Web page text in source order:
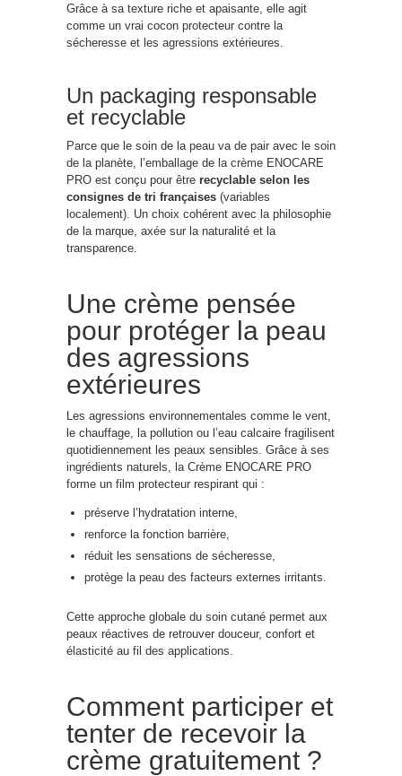
Grâce à sa texture riche et apaisante, elle agit
comme un vrai cocon protecteur contre la
sécheresse et les agressions extérieures.
Un packaging responsable
et recyclable
Parce que le soin de la peau va de pair avec le soin
de la planète, l’emballage de la crème ENOCARE
PRO est conçu pour être recyclable selon les
consignes de tri françaises (variables
localement). Un choix cohérent avec la philosophie
de la marque, axée sur la naturalité et la
transparence.
Une crème pensée
pour protéger la peau
des agressions
extérieures
Les agressions environnementales comme le vent,
le chauffage, la pollution ou l’eau calcaire fragilisent
quotidiennement les peaux sensibles. Grâce à ses
ingrédients naturels, la Crème ENOCARE PRO
forme un film protecteur respirant qui :
préserve l’hydratation interne,
renforce la fonction barrière,
réduit les sensations de sécheresse,
protège la peau des facteurs externes irritants.
Cette approche globale du soin cutané permet aux
peaux réactives de retrouver douceur, confort et
élasticité au fil des applications.
Comment participer et
tenter de recevoir la
crème gratuitement ?